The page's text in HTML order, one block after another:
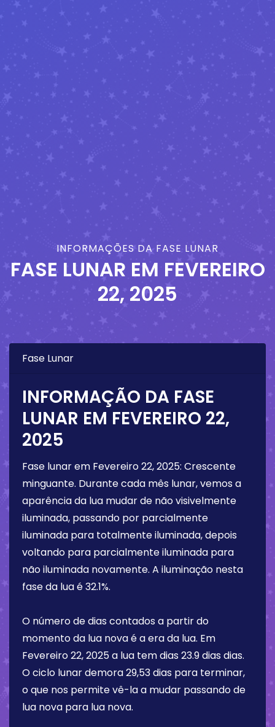
INFORMAÇÕES DA FASE LUNAR
FASE LUNAR EM FEVEREIRO
22, 2025
Fase Lunar
INFORMAÇÃO DA FASE
LUNAR EM FEVEREIRO 22,
2025
Fase lunar em Fevereiro 22, 2025: Crescente
minguante. Durante cada mês lunar, vemos a
aparência da lua mudar de não visivelmente
iluminada, passando por parcialmente
iluminada para totalmente iluminada, depois
voltando para parcialmente iluminada para
não iluminada novamente. A iluminação nesta
fase da lua é32.1%.
O número de dias contados a partir do
momento da lua nova é a era da lua. Em
Fevereiro 22, 2025a lua tem dias 23.9 dias dias.
O ciclo lunar demora 29,53 dias para terminar,
o que nos permite vê-la a mudar passando de
lua nova para lua nova.